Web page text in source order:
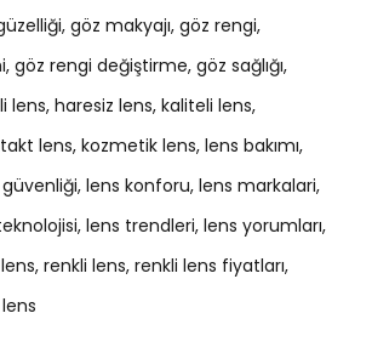
göz makyajı göz rengi
göz rengi değiştirme göz sağlığı
lens haresiz lens kaliteli lens
lens kozmetik lens lens bakımı
lens konforu lens markalari
lens trendleri lens yorumları
renkli lens renkli lens fiyatları
lens